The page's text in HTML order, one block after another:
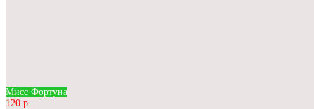
Мисс Фортуна
120 р.